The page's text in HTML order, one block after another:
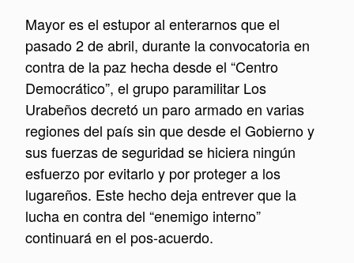
Mayor es el estupor al enterarnos que el
pasado 2 de abril, durante la convocatoria en
contra de la paz hecha desde el “Centro
Democrático”, el grupo paramilitar Los
Urabeños decretó un paro armado en varias
regiones del país sin que desde el Gobierno y
sus fuerzas de seguridad se hiciera ningún
esfuerzo por evitarlo y por proteger a los
lugareños. Este hecho deja entrever que la
lucha en contra del “enemigo interno”
continuará en el pos-acuerdo.